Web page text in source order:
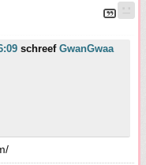
schreef GwanGwaa